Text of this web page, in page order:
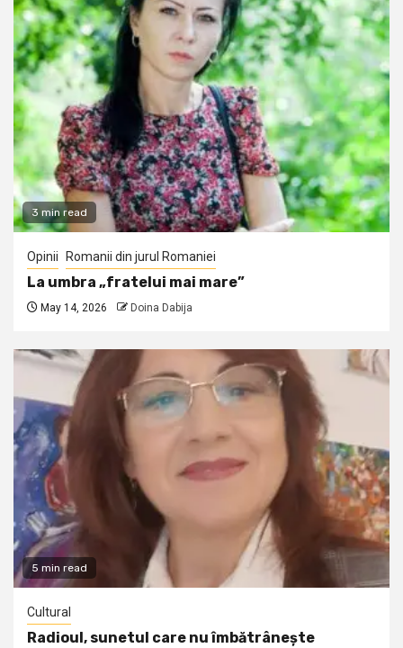
3 min read
Opinii Romanii din jurul Romaniei
La umbra „fratelui mai mare”
May 14, 2026 Doina Dabija
5 min read
Cultural
Radioul, sunetul care nu îmbătrânește